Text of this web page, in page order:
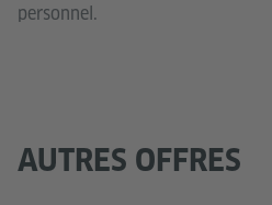
personnel.
AUTRES OFFRES